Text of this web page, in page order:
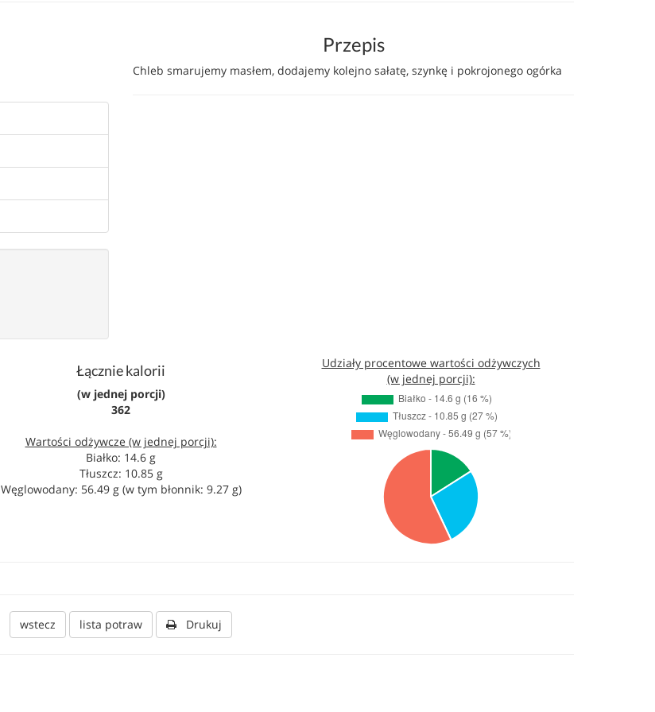
Przepis
Chleb smarujemy masłem, dodajemy kolejno sałatę, szynkę i pokrojonego ogórka
Łącznie kalorii
(w jednej porcji)
362
Wartości odżywcze (w jednej porcji):
Białko: 14.6 g
Tłuszcz: 10.85 g
Węglowodany: 56.49 g (w tym błonnik: 9.27 g)
Udziały procentowe wartości odżywczych
(w jednej porcji):
wstecz lista potraw Drukuj